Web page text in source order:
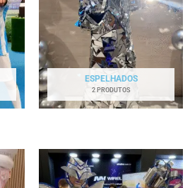
ESPELHADOS
2 PRODUTOS